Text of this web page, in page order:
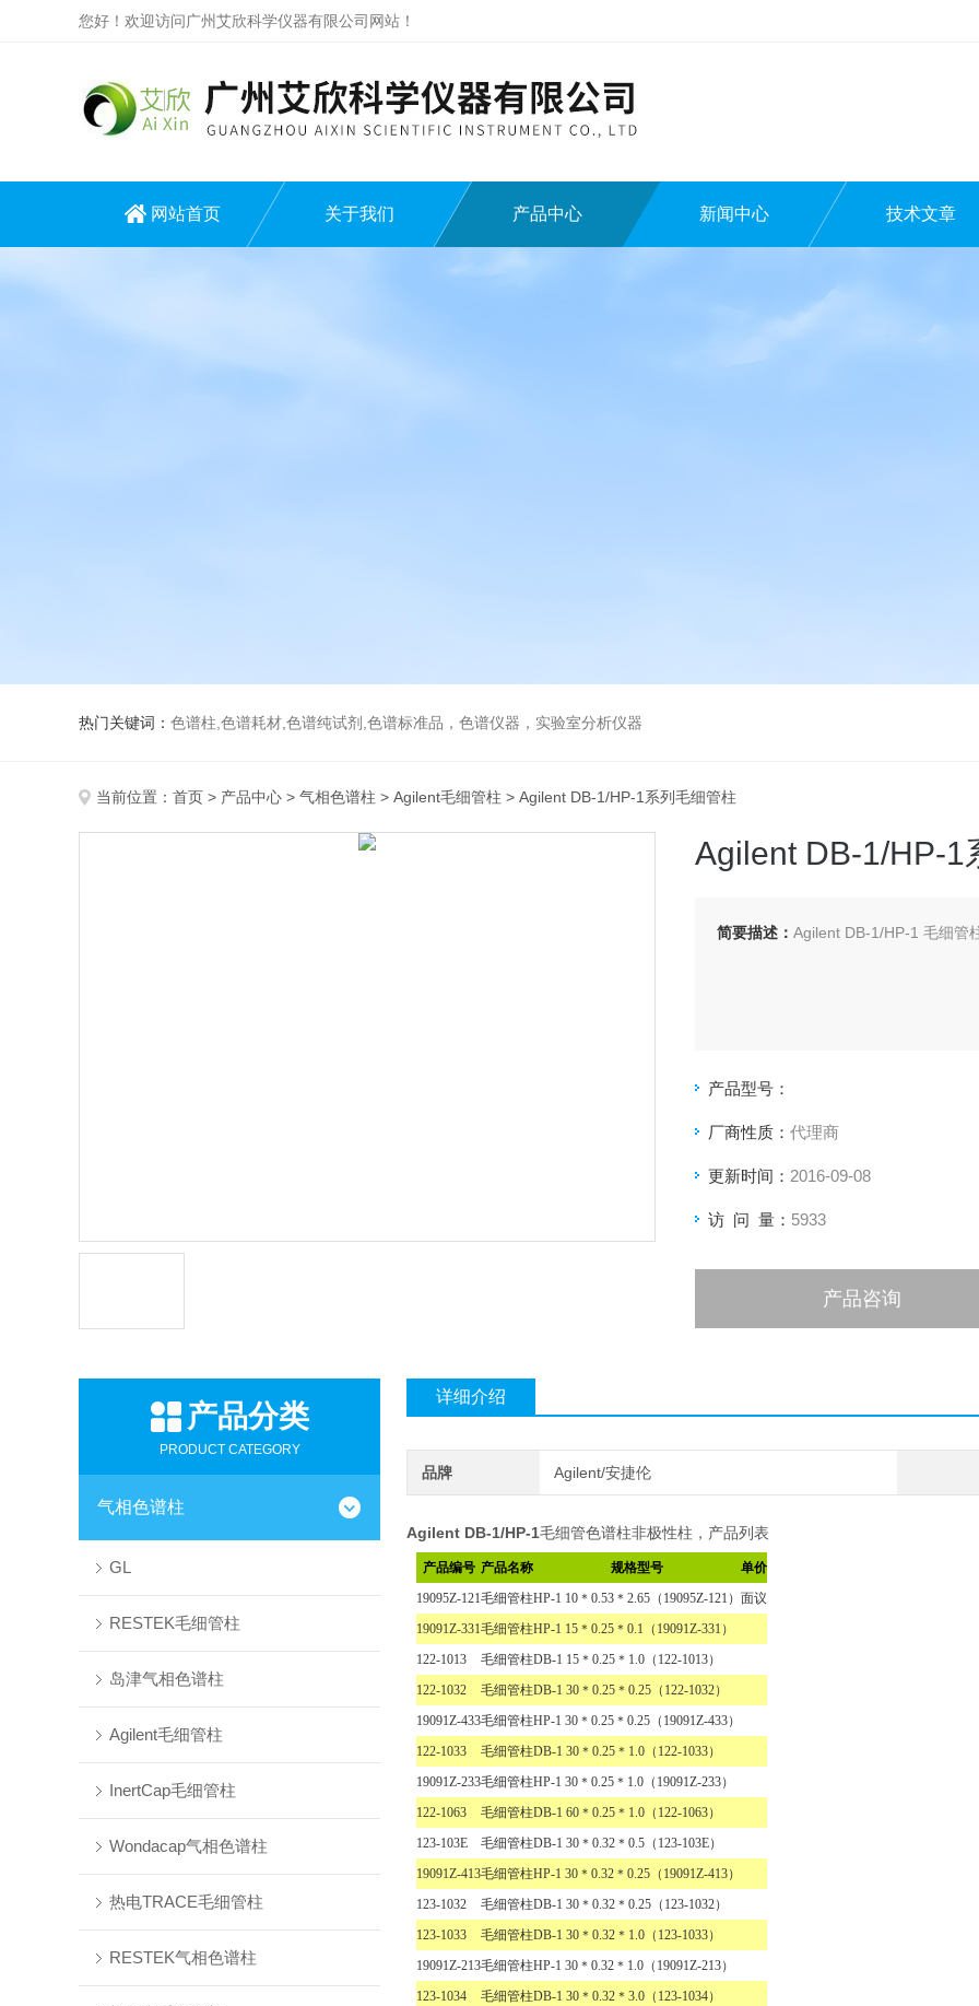
您好！欢迎访问广州艾欣科学仪器有限公司网站！
网站首页 关于我们 产品中心 新闻中心 技术文章
热门关键词： 色谱柱,色谱耗材,色谱纯试剂,色谱标准品，色谱仪器，实验室分析仪器
当前位置： 首页 > 产品中心 > 气相色谱柱 > Agilent毛细管柱 > Agilent DB-1/HP-1系列毛细管柱
Agilent DB-1/HP-1
简要描述： Agilent DB-1/HP-1 毛细管
产品型号：
厂商性质： 代理商
更新时间： 2016-09-08
访 问 量： 5933
产品咨询
产品分类
PRODUCT CATEGORY
气相色谱柱
GL
RESTEK毛细管柱
岛津气相色谱柱
Agilent毛细管柱
InertCap毛细管柱
Wondacap气相色谱柱
热电TRACE毛细管柱
RESTEK气相色谱柱
详细介绍
品牌 Agilent/安捷伦
Agilent DB-1/HP-1毛细管色谱柱非极性柱，产品列表
产品编号 产品名称 规格型号
单价
19095Z-121毛细管柱HP-1 10 ＊ 0.53 ＊ 2.65 （ 19095Z-121） 面议
19091Z-331毛细管柱HP-1 15 ＊ 0.25 ＊ 0.1 （ 19091Z-331 ）
122-1013
毛细管柱DB-1 15 ＊ 0.25 ＊ 1.0 （ 122-1013）
122-1032
毛细管柱DB-1 30 ＊ 0.25 ＊ 0.25（122-1032）
19091Z-433毛细管柱HP-1 30 ＊ 0.25 ＊ 0.25（19091Z-433）
122-1033
毛细管柱DB-1 30 ＊ 0.25 ＊ 1.0（122-1033）
19091Z-233毛细管柱HP-1 30 ＊ 0.25 ＊ 1.0（19091Z-233）
122-1063
毛细管柱DB-1 60 ＊ 0.25 ＊ 1.0（122-1063）
123-103E
毛细管柱DB-1 30 ＊ 0.32 ＊ 0.5（123-103E）
19091Z-413毛细管柱HP-1 30 ＊ 0.32 ＊ 0.25（19091Z-413）
123-1032
毛细管柱DB-1 30 ＊ 0.32 ＊ 0.25（123-1032）
123-1033
毛细管柱DB-1 30 ＊ 0.32 ＊ 1.0（123-1033）
19091Z-213毛细管柱HP-1 30 ＊ 0.32 ＊ 1.0（19091Z-213）
123-1034
毛细管柱DB-1 30 ＊ 0.32 ＊ 3.0（123-1034）